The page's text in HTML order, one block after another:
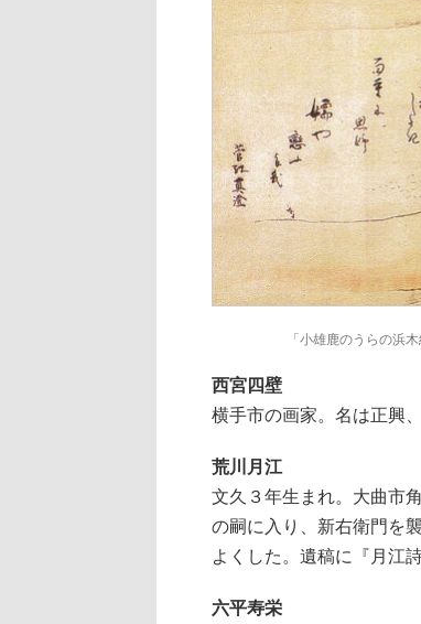
「小雄鹿のうらの浜
西宮四壁
横手市の画家。名は正興
荒川月江
文久３年生まれ。大曲市
の嗣に入り、新右衛門を
よくした。遺稿に『月江
六平寿栄